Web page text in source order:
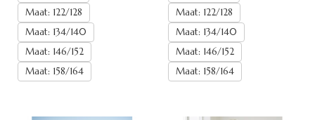
Maat: 122/128
Maat: 134/140
Maat: 146/152
Maat: 158/164
Maat: 122/128
Maat: 134/140
Maat: 146/152
Maat: 158/164